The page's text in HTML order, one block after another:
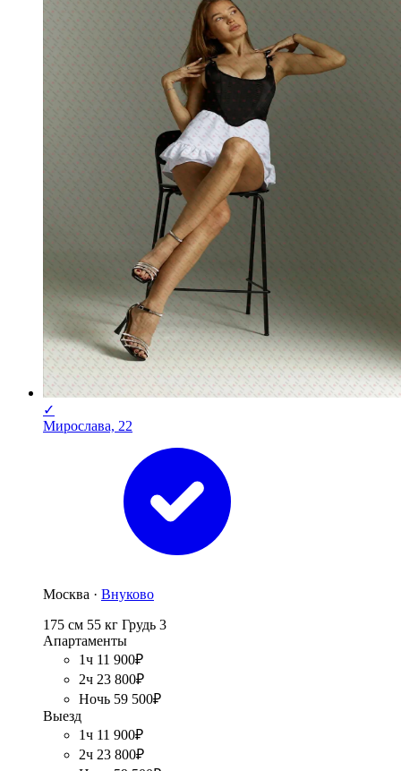
✓
Мирослава, 22
Москва · Внуково
175 см 55 кг Грудь 3
Апартаменты
1ч 11 900₽
2ч 23 800₽
Ночь 59 500₽
Выезд
1ч 11 900₽
2ч 23 800₽